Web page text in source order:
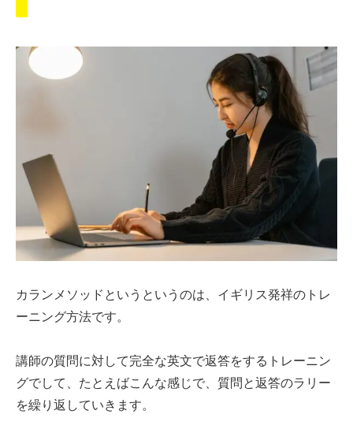
カランメソッドというというのは、イギリス発祥のトレ
ーニング方法です。
講師の質問に対して完全な英文で返答をするトレーニン
グでして、たとえばこんな感じで、質問と返答のラリー
を繰り返していきます。